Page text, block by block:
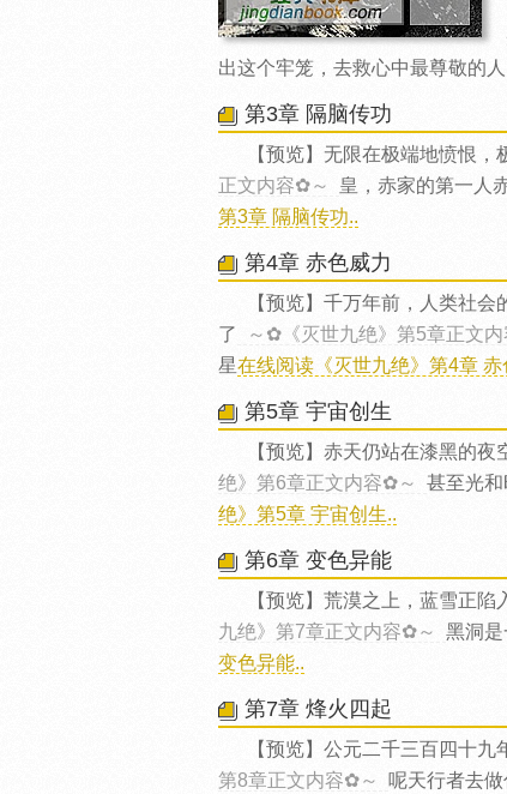
出这个牢笼，去救心中最尊敬的
第3章 隔脑传功
【预览】无限在极端地愤恨
正文内容✿～
皇，赤家的第一人
第3章 隔脑传功..
第4章 赤色威力
【预览】千万年前，人类社
了
～✿《灭世九绝》第5章正文
星在线阅读《灭世九绝》第4章 赤
第5章 宇宙创生
【预览】赤天仍站在漆黑的
绝》第6章正文内容✿～
甚至光
绝》第5章 宇宙创生..
第6章 变色异能
【预览】荒漠之上，蓝雪正
九绝》第7章正文内容✿～
黑洞是
变色异能..
第7章 烽火四起
【预览】公元二千三百四十
第8章正文内容✿～
呢天行者去